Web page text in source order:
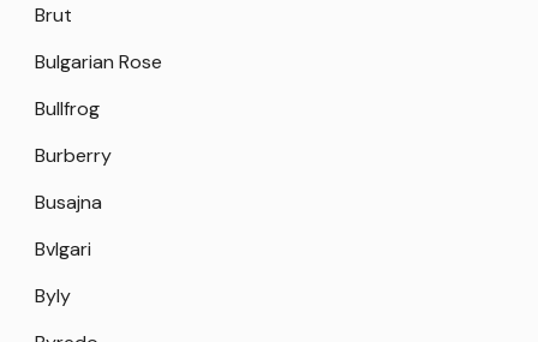
Brut
Bulgarian Rose
Bullfrog
Burberry
Busajna
Bvlgari
Byly